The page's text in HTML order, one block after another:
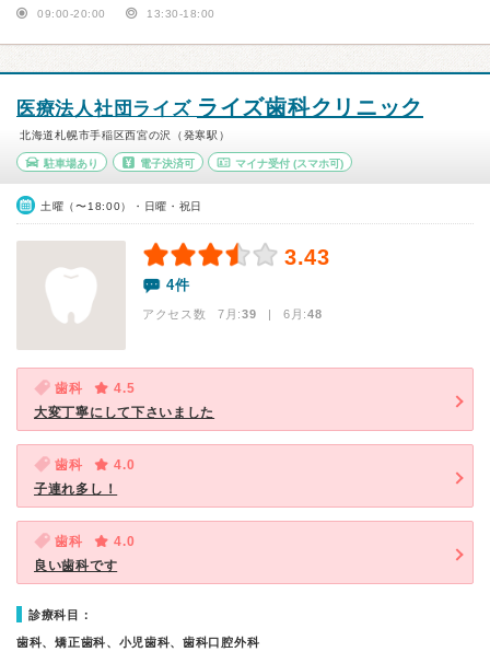
09:00-20:00 13:30-18:00
医療法人社団ライズ ライズ歯科クリニック
北海道札幌市手稲区西宮の沢（発寒駅）
駐車場あり 電子決済可 マイナ受付 (スマホ可)
土曜（〜18:00）・日曜・祝日
3.43
4件
アクセス数 7月:39 | 6月:48
歯科
4.5
大変丁寧にして下さいました
歯科
4.0
子連れ多し！
歯科
4.0
良い歯科です
診療科目：
歯科、矯正歯科、小児歯科、歯科口腔外科